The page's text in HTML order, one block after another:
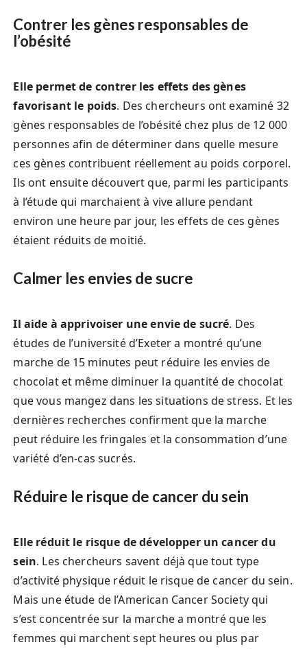
Contrer les gènes responsables de
l’obésité
Elle permet de contrer les effets des gènes
favorisant le poids. Des chercheurs ont examiné 32
gènes responsables de l’obésité chez plus de 12 000
personnes afin de déterminer dans quelle mesure
ces gènes contribuent réellement au poids corporel.
Ils ont ensuite découvert que, parmi les participants
à l’étude qui marchaient à vive allure pendant
environ une heure par jour, les effets de ces gènes
étaient réduits de moitié.
Calmer les envies de sucre
Il aide à apprivoiser une envie de sucré. Des
études de l’université d’Exeter a montré qu’une
marche de 15 minutes peut réduire les envies de
chocolat et même diminuer la quantité de chocolat
que vous mangez dans les situations de stress. Et les
dernières recherches confirment que la marche
peut réduire les fringales et la consommation d’une
variété d’en-cas sucrés.
Réduire le risque de cancer du sein
Elle réduit le risque de développer un cancer du
sein. Les chercheurs savent déjà que tout type
d’activité physique réduit le risque de cancer du sein.
Mais une étude de l’American Cancer Society qui
s’est concentrée sur la marche a montré que les
femmes qui marchent sept heures ou plus par